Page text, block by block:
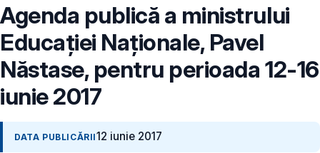
Agenda publică a ministrului
Educației Naționale, Pavel
Năstase, pentru perioada 12-16
iunie 2017
DATA PUBLICĂRII12 iunie 2017